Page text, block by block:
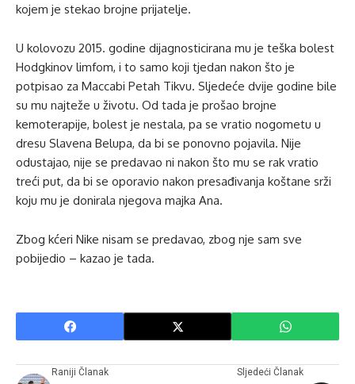
kojem je stekao brojne prijatelje.
U kolovozu 2015. godine dijagnosticirana mu je teška bolest
Hodgkinov limfom, i to samo koji tjedan nakon što je
potpisao za Maccabi Petah Tikvu. Sljedeće dvije godine bile
su mu najteže u životu. Od tada je prošao brojne
kemoterapije, bolest je nestala, pa se vratio nogometu u
dresu Slavena Belupa, da bi se ponovno pojavila. Nije
odustajao, nije se predavao ni nakon što mu se rak vratio
treći put, da bi se oporavio nakon presađivanja koštane srži
koju mu je donirala njegova majka Ana.
Zbog kćeri Nike nisam se predavao, zbog nje sam sve
pobijedio – kazao je tada.
Raniji Članak Sljedeći Članak